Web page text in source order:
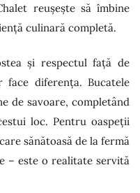
reușește să îmbine
culinară completă.
și respectul față de
diferența. Bucatele
de savoare, completând
loc. Pentru oaspeții
sănătoasă de la fermă
– este o realitate servită